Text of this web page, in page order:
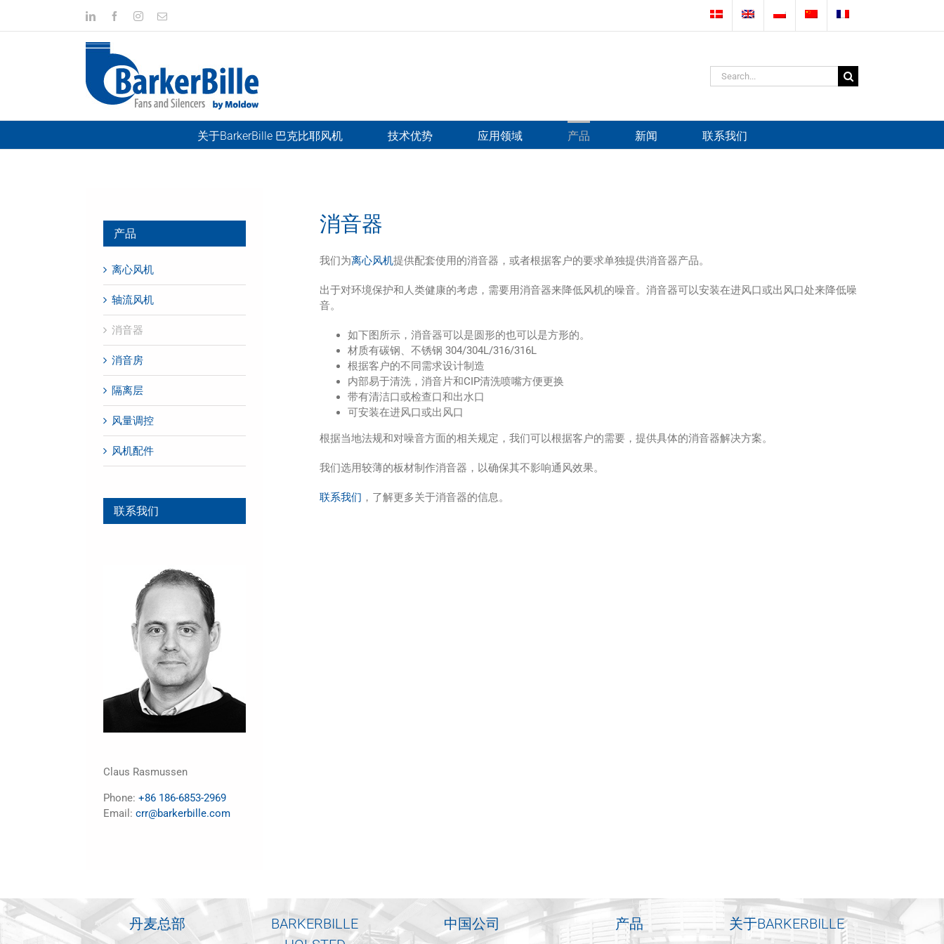
LinkedInFacebookInstagramEmail
Search
for:
关于BarkerBille 巴克比耶风机 技术优势 应用领域 产品 新闻 联系我们
消音器
我们为离心风机提供配套使用的消音器，或者根据客户的要求单独提供消音器产品。
出于对环境保护和人类健康的考虑，需要用消音器来降低风机的噪音。消音器可以安装在进风口或出风口处来降低噪
音。
如下图所示，消音器可以是圆形的也可以是方形的。
材质有碳钢、不锈钢 304/304L/316/316L
根据客户的不同需求设计制造
内部易于清洗，消音片和CIP清洗喷嘴方便更换
带有清洁口或检查口和出水口
可安装在进风口或出风口
根据当地法规和对噪音方面的相关规定，我们可以根据客户的需要，提供具体的消音器解决方案。
我们选用较薄的板材制作消音器，以确保其不影响通风效果。
联系我们 ，了解更多关于消音器的信息。
产品
离心风机
轴流风机
消音器
消音房
隔离层
风量调控
风机配件
联系我们
Claus Rasmussen
Phone: +86 186-6853-2969
Email: crr@barkerbille.com
丹麦总部
BARKERBILLE
中国公司 产品 关于BARKERBILLE